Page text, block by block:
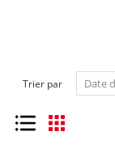
Trier par
Liste Grille